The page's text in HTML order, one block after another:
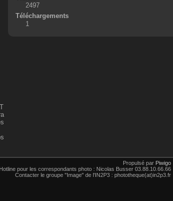
2497
Téléchargements
1
Propulsé par Piwigo
Hotline pour les correspondants photo : Nicolas Busser 03.88.10.66.66
Contacter le groupe "Image" de l'IN2P3 : phototheque(at)in2p3.fr